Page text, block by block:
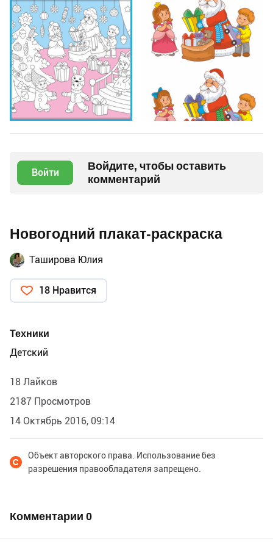
Войти
Войдите, чтобы оставить
комментарий
Новогодний плакат-раскраска
Таширова Юлия
18 Нравится
Техники
Детский
18 Лайков
2187 Просмотров
14 Октябрь 2016, 09:14
Объект авторского права. Использование без
разрешения правообладателя запрещено.
Комментарии 0